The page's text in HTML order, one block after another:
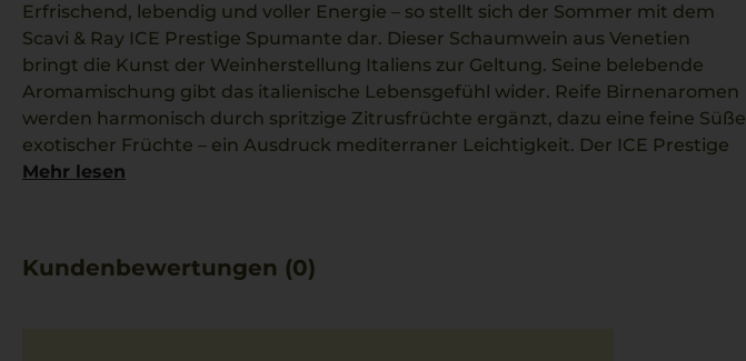
Erfrischend, lebendig und voller Energie – so stellt sich der Sommer mit dem
Scavi & Ray ICE Prestige Spumante dar. Dieser Schaumwein aus Venetien
bringt die Kunst der Weinherstellung Italiens zur Geltung. Seine belebende
Aromamischung gibt das italienische Lebensgefühl wider. Reife Birnenaromen
werden harmonisch durch spritzige Zitrusfrüchte ergänzt, dazu eine feine Süße
exotischer Früchte – ein Ausdruck mediterraner Leichtigkeit. Der ICE Prestige
Spumante eignet sich perfekt für besondere Anlässe und entspannte
Mehr lesen
Kundenbewertungen (0)